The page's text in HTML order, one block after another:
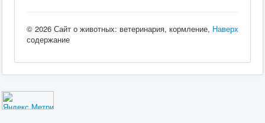
Наверх
© 2026 Сайт о животных: ветеринария, кормление,
содержание